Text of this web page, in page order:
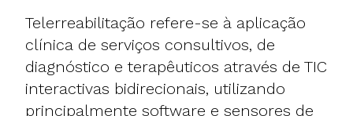
Telerreabilitação refere-se à aplicação
clínica de serviços consultivos, de
diagnóstico e terapêuticos através de TIC
interactivas bidirecionais, utilizando
principalmente software e sensores de